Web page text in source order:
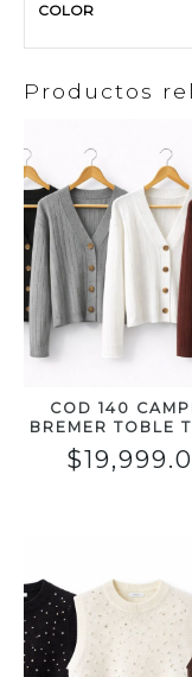
COLOR
Productos
COD 140
BREMER TOBLE
$